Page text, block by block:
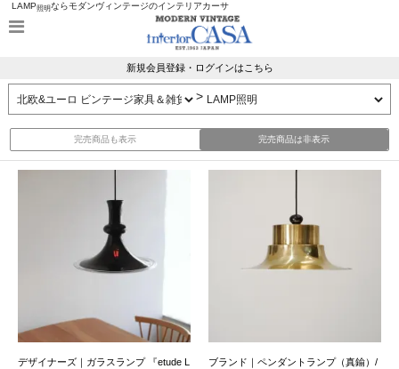
LAMP照明ならモダンヴィンテージのインテリアカーサ
新規会員登録・ログインはこちら
>
完売商品も表示 完売商品は非表示
デザイナーズ｜ガラスランプ 『etude L
ブランド｜ペンダントランプ（真鍮）/